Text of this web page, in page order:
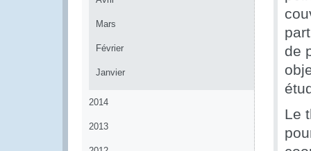
Mars
Février
Janvier
2014
2013
de
Le